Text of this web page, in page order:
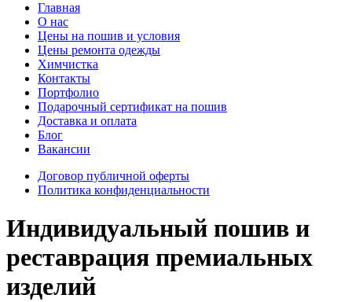
Главная
О нас
Цены на пошив и условия
Цены ремонта одежды
Химчистка
Контакты
Портфолио
Подарочный сертификат на пошив
Доставка и оплата
Блог
Вакансии
Договор публичной оферты
Политика конфиденциальности
Индивидуальный пошив и
реставрация премиальных
изделий